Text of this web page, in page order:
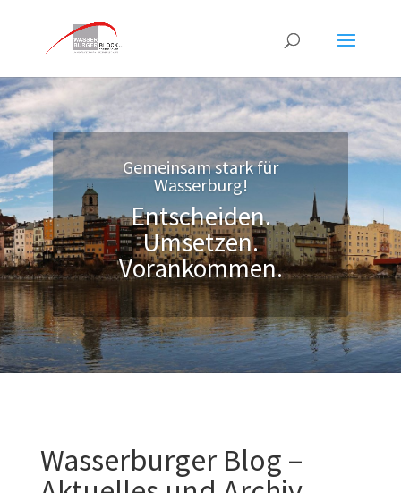
Gemeinsam stark für
Wasserburg!
Entscheiden.
Umsetzen.
Vorankommen.
Wasserburger Blog –